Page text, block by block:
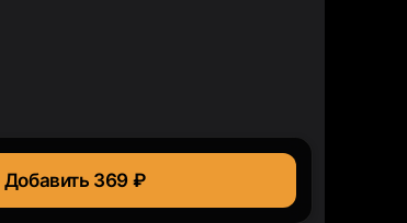
Добавить 369 ₽